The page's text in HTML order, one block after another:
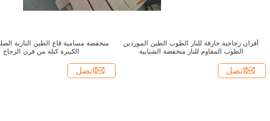
منخفضة مسامية قاع الطين النارية
الكبيرة كتلة من فرن الزجاج
اتصل
أفران زجاجية حارقة للنار الطوب الطين الموردين
الطوب المقاوم للنار منخفضة الشبابية
اتصل